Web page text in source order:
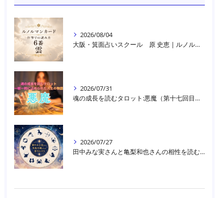
2026/08/04
大阪・箕面占いスクール 原 史恵 | ルノルマンカード読み方のコツ「雲」 仕事をテーマに占った場合
2026/07/31
魂の成長を読むタロット:悪魔（第十七回目）｜大阪・箕面占いスクールラブアンドライト
2026/07/27
田中みな実さんと亀梨和也さんの相性を読む｜大阪・箕面占いスクールラブアンドライト